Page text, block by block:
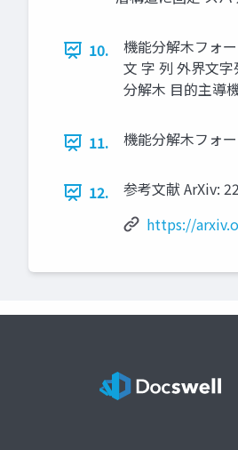
10.
機能分解木フォ
文 字 列 外界文
分解木 目的主導
11. 機能分解木フォ
12.
参考文献 ArXiv:
https://